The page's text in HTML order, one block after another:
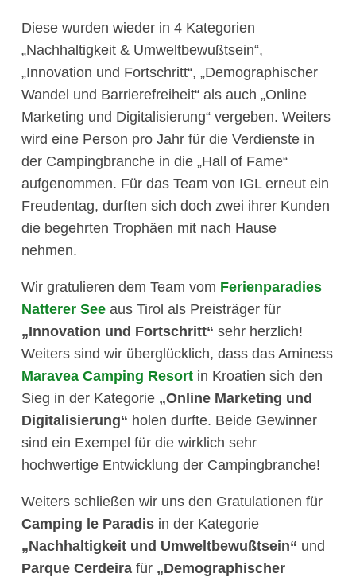
Diese wurden wieder in 4 Kategorien
„Nachhaltigkeit & Umweltbewußtsein“,
„Innovation und Fortschritt“, „Demographischer
Wandel und Barrierefreiheit“ als auch „Online
Marketing und Digitalisierung“ vergeben. Weiters
wird eine Person pro Jahr für die Verdienste in
der Campingbranche in die „Hall of Fame“
aufgenommen. Für das Team von IGL erneut ein
Freudentag, durften sich doch zwei ihrer Kunden
die begehrten Trophäen mit nach Hause
nehmen.
Wir gratulieren dem Team vom Ferienparadies
Natterer See aus Tirol als Preisträger für
„Innovation und Fortschritt“ sehr herzlich!
Weiters sind wir überglücklich, dass das Aminess
Maravea Camping Resort in Kroatien sich den
Sieg in der Kategorie „Online Marketing und
Digitalisierung“ holen durfte. Beide Gewinner
sind ein Exempel für die wirklich sehr
hochwertige Entwicklung der Campingbranche!
Weiters schließen wir uns den Gratulationen für
Camping le Paradis in der Kategorie
„Nachhaltigkeit und Umweltbewußtsein“ und
Parque Cerdeira für „Demographischer